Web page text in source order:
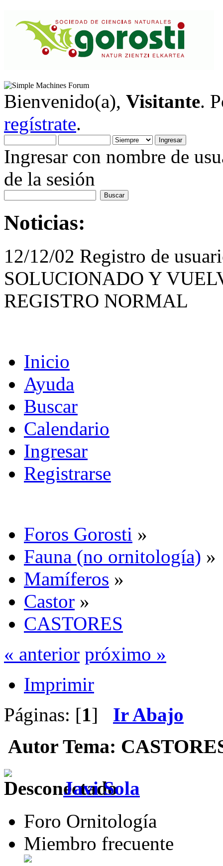
Bienvenido(a), Visitante.
regístrate.
Ingresar con nombre de
de la sesión
Noticias:
12/12/02 Registro de
SOLUCIONADO Y
REGISTRO NORMAL
Inicio
Ayuda
Buscar
Calendario
Ingresar
Registrarse
Foros Gorosti »
Fauna (no ornitología) »
Mamíferos »
Castor »
CASTORES
« anterior próximo »
Imprimir
Páginas: [1] Ir Abajo
Autor Tema:
Javi Sola
Foro Ornitología
Miembro frecuente